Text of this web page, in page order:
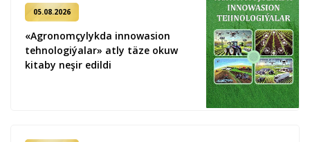
05.08.2026
«Agronomçylykda innowasion
tehnologiýalar» atly täze okuw
kitaby neşir edildi